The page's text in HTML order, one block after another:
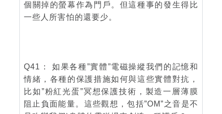
個關掉的螢幕作為門戶。但這種事的發生得比
一些人所害怕的還要少。
Q41： 如果各種”實體”電磁操縱我們的記憶和
情緒，各種的保護措施如何與這些實體對抗，
比如”粉紅光蛋”冥想保護技術，製造一層薄膜
阻止負面能量。這些觀想，包括”OM”之音是不